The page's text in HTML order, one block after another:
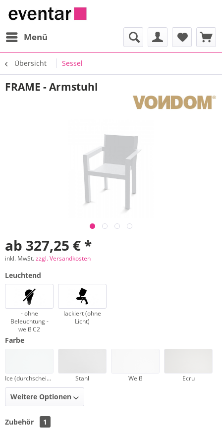
Menü
Übersicht Sessel
FRAME - Armstuhl
ab 327,25 € *
inkl. MwSt.zzgl. Versandkosten
Leuchtend
- ohne
Beleuchtung -
weiß C2
lackiert (ohne
Licht)
Farbe
Ice (durchscheinend) Stahl Weiß Ecru
Weitere Optionen
Zubehör 1